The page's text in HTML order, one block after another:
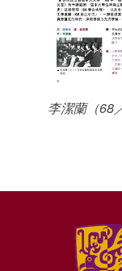
李潔蘭（68